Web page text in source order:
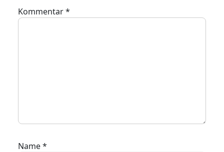
Kommentar*
Name*